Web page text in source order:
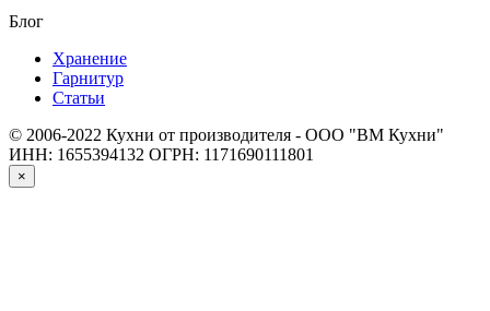
Блог
Хранение
Гарнитур
Статьи
© 2006-2022 Кухни от производителя - ООО "ВМ Кухни"
ИНН: 1655394132 ОГРН: 1171690111801
×